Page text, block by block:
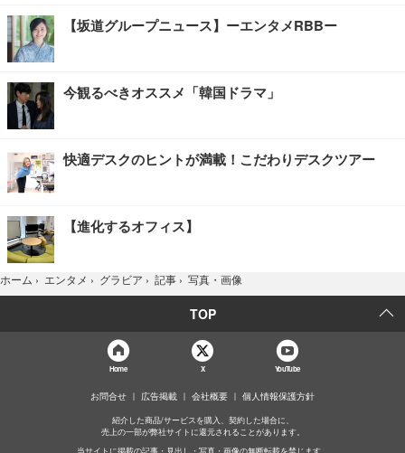
【坂道グループニュース】ーエンタメRBBー
今観るべきオススメ「韓国ドラマ」
快適デスクのヒントが満載！こだわりデスクツアー
【進化するオフィス】
ホーム › エンタメ › グラビア › 記事 › 写真・画像
TOP
Home X YouTube
お問合せ 広告掲載 会社概要 個人情報保護方針
紹介した商品/サービスを購入、契約した場合に、
売上の一部が弊社サイトに還元されることがあります。